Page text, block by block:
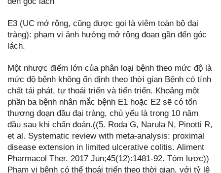
E3 (UC mở rộng, cũng được gọi là viêm toàn bộ đại
tràng): phạm vi ảnh hưởng mở rộng đoạn gần đến góc
lách.
Một nhược điểm lớn của phân loại bệnh theo mức độ là
mức độ bệnh không ổn định theo thời gian Bệnh có tính
chất tái phát, tự thoái triển và tiến triển. Khoảng một
phần ba bệnh nhân mắc bệnh E1 hoặc E2 sẽ có tổn
thương đoạn đầu đại tràng, chủ yếu là trong 10 năm
đầu sau khi chẩn đoán.((5. Roda G, Narula N, Pinotti R,
et al. Systematic review with meta-analysis: proximal
disease extension in limited ulcerative colitis. Aliment
Pharmacol Ther. 2017 Jun;45(12):1481-92. Tóm lược))
Phạm vi bệnh có thể thoái triển theo thời gian, với tỷ lệ